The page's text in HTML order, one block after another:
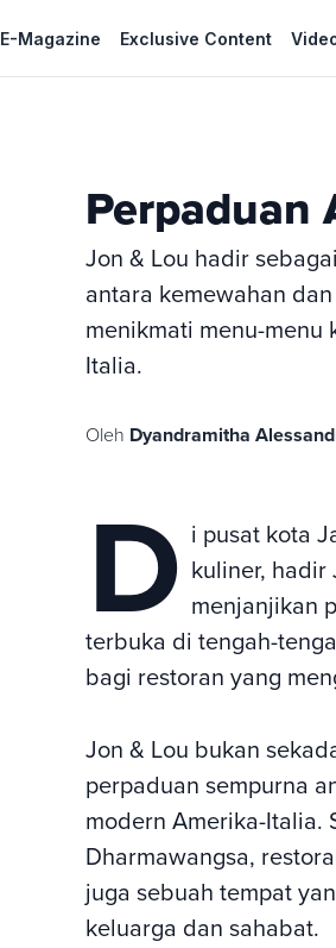
E-Magazine Exclusive Content
Perpaduan
Jon & Lou hadir
antara kemewahan
menikmati menu-menu
Italia.
Oleh Dyandramitha
D i pusat kota
kuliner, hadir
menjanjikan
terbuka di tengah-
bagi restoran yang
Jon & Lou bukan
perpaduan sempurna
modern Amerika-Italia.
Dharmawangsa,
juga sebuah tempat
keluarga dan sahabat.